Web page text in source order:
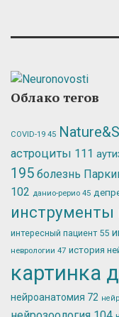
Облако тегов
COVID-19 45
астроциты 111
195 болезнь
102 данио-рерио 45
интересный пациент 55
неврологии 47 история
картинка
нейроанатомия 72